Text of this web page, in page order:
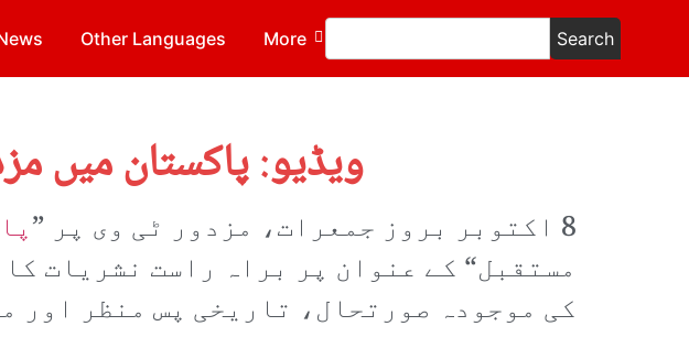
Other Languages More Search
ویڈیو: پاکستان میں
8 اکتوبر بروز جمعرات، مزدور ٹی وی پر ”
مستقبل“ کے عنوان پر براہ راست نشریات
کی موجودہ صورتحال، تاریخی پس منظر اور